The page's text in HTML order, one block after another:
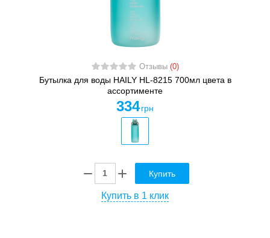
Отзывы (0)
Бутылка для воды HAILY HL-8215 700мл цвета в
ассортименте
334 грн
Купить
Купить в 1 клик